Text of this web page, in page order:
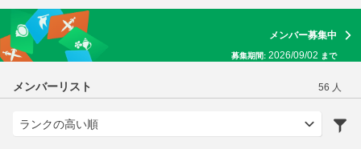
メンバー募集中
募集期間:2026/09/02 まで
メンバーリスト 56 人